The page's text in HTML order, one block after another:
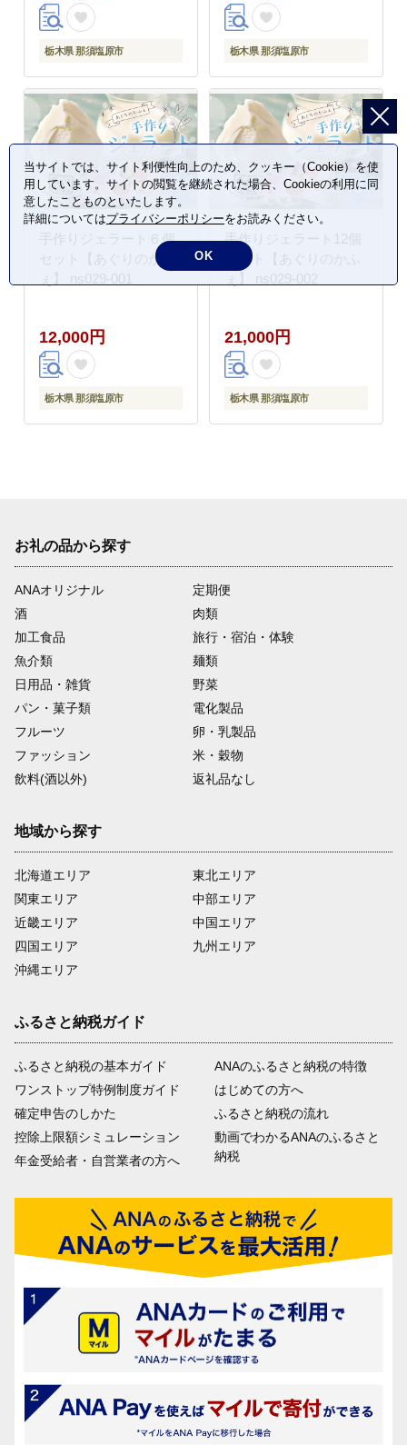
栃木県 那須塩原市 栃木県 那須塩原市
手作りジェラート６個
セット【あぐりのかふ
ぇ】 ns029-001
12,000円
栃木県 那須塩原市
手作りジェラート12個
セット【あぐりのかふ
ぇ】 ns029-002
21,000円
栃木県 那須塩原市
お礼の品から探す
ANAオリジナル
定期便
酒
肉類
加工食品
旅行・宿泊・体験
魚介類
麺類
日用品・雑貨
野菜
パン・菓子類
電化製品
フルーツ
卵・乳製品
ファッション
米・穀物
飲料(酒以外)
返礼品なし
地域から探す
北海道エリア
関東エリア
近畿エリア
四国エリア
沖縄エリア
東北エリア
中部エリア
中国エリア
九州エリア
ふるさと納税ガイド
ふるさと納税の基本ガイド
ワンストップ特例制度ガイド
確定申告のしかた
控除上限額シミュレーション
年金受給者・自営業者の方へ
ANAのふるさと納税の特徴
はじめての方へ
ふるさと納税の流れ
動画でわかるANAのふるさと
納税
当サイトでは、サイト利便性向上のため、クッキー（Cookie）を使
用しています。サイトの閲覧を継続された場合、Cookieの利用に同
意したことものといたします。
詳細についてはプライバシーポリシーをお読みください。
OK